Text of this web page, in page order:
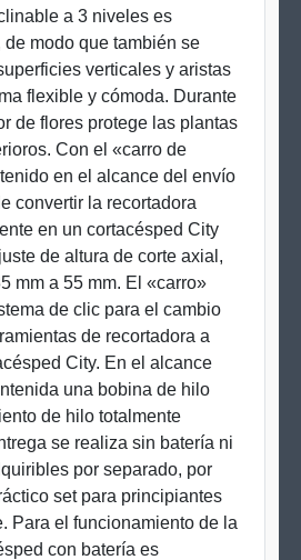
a 3 niveles es
de modo que también se
verticales y aristas
flexible y cómoda. Durante
de flores protege las plantas
Con el «carro de
en el alcance del envío
convertir la recortadora
en un cortacésped City
de altura de corte axial,
mm a 55 mm. El «carro»
de clic para el cambio
de recortadora a
City. En el alcance
una bobina de hilo
de hilo totalmente
se realiza sin batería ni
por separado, por
set para principiantes
Para el funcionamiento de la
con batería es